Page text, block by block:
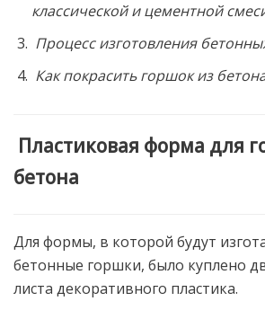
классической и цементной
Процесс изготовления
Как покрасить горшок из
Пластиковая форма для
бетона
Для формы, в которой будут
бетонные горшки, было куплено
листа декоративного пластика.